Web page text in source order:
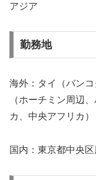
アジア
勤務地
海外：タイ（バン
（ホーチミン周辺
カ、中央アフリカ
国内：東京都中央区